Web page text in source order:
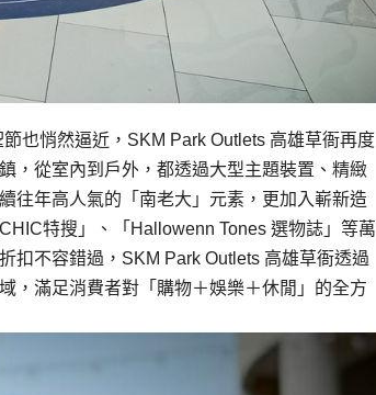
也悄然逼近，SKM Park Outlets 高雄草衙再度
，從室內到戶外，都透過大型主題裝置、精緻
往年高人氣的「南老大」元素，更加入嶄新造
特搜」、「Hallowenn Tones 選物誌」等萬
扣不容錯過，SKM Park Outlets 高雄草衙透過
，滿足消費者對「購物＋娛樂＋休閒」的全方